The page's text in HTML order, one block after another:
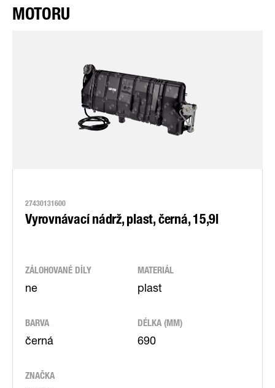
MOTORU
27430131600
Vyrovnávací nádrž, plast, černá, 15,9l
ZÁLOHOVANÉ DÍLY
ne
MATERIÁL
plast
BARVA
černá
DÉLKA (MM)
690
ZNAČKA